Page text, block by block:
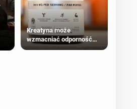
Kreatyna może
wzmacniać odporność
przeciw nowotworom